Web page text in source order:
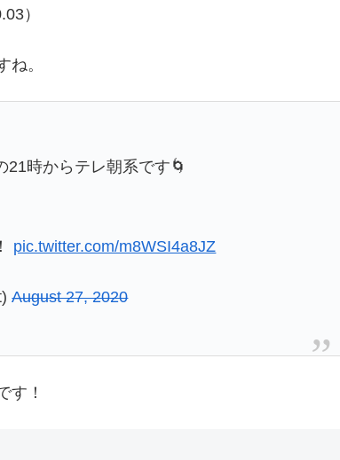
）
ね。
21時からテレ朝系です🌀
pic.twitter.com/m8WSI4a8JZ
August 27, 2020
す！